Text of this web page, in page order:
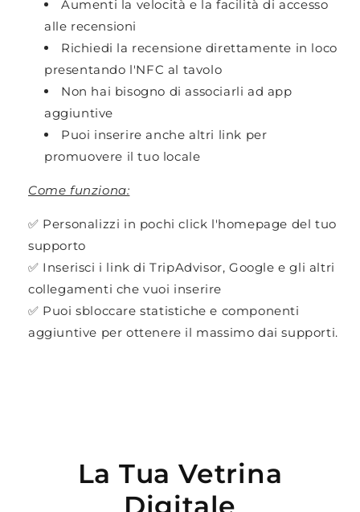
Aumenti la velocità e la facilità di accesso
alle recensioni
Richiedi la recensione direttamente in loco
presentando l'NFC al tavolo
Non hai bisogno di associarli ad app
aggiuntive
Puoi inserire anche altri link per
promuovere il tuo locale
Come funziona:
✅ Personalizzi in pochi click l'homepage del tuo
supporto
✅ Inserisci i link di TripAdvisor, Google e gli altri
collegamenti che vuoi inserire
✅ Puoi sbloccare statistiche e componenti
aggiuntive per ottenere il massimo dai supporti.
La Tua Vetrina